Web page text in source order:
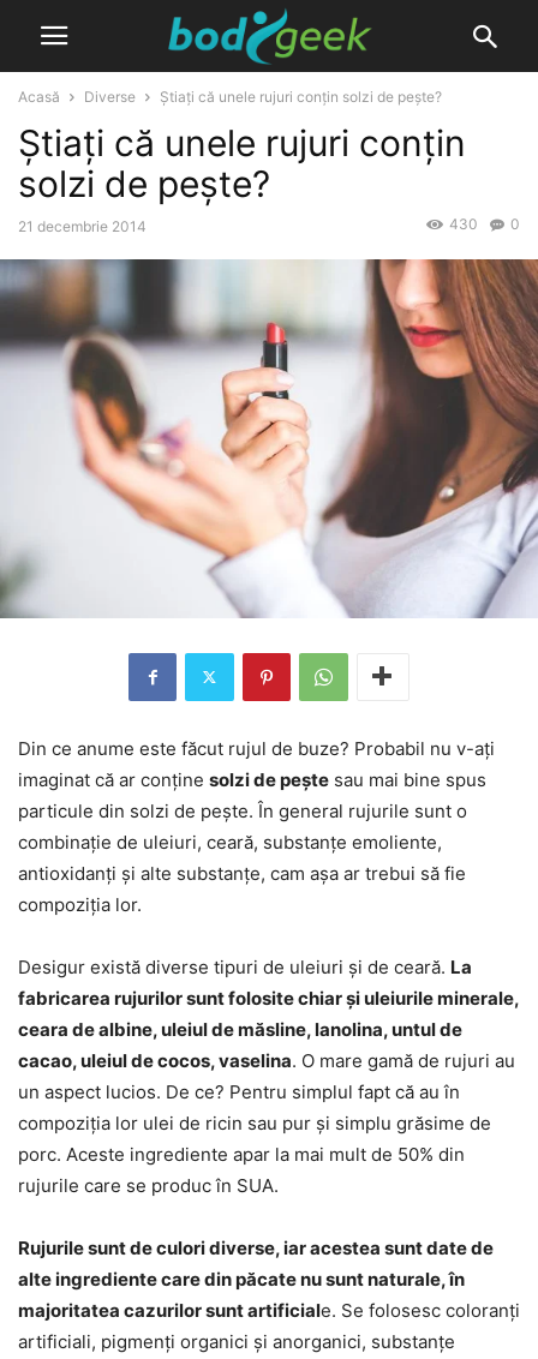
Acasă Diverse Știați că unele rujuri conțin solzi de pește?
Știați că unele rujuri conțin
solzi de pește?
21 decembrie 2014 0
430
Din ce anume este făcut rujul de buze? Probabil nu v-ați
imaginat că ar conține solzi de pește sau mai bine spus
particule din solzi de pește. În general rujurile sunt o
combinație de uleiuri, ceară, substanțe emoliente,
antioxidanți și alte substanțe, cam așa ar trebui să fie
compoziția lor.
Desigur există diverse tipuri de uleiuri și de ceară. La
fabricarea rujurilor sunt folosite chiar și uleiurile minerale,
ceara de albine, uleiul de măsline, lanolina, untul de
cacao, uleiul de cocos, vaselina. O mare gamă de rujuri au
un aspect lucios. De ce? Pentru simplul fapt că au în
compoziția lor ulei de ricin sau pur și simplu grăsime de
porc. Aceste ingrediente apar la mai mult de 50% din
rujurile care se produc în SUA.
Rujurile sunt de culori diverse, iar acestea sunt date de
alte ingrediente care din păcate nu sunt naturale, în
majoritatea cazurilor sunt artificiale. Se folosesc coloranți
artificiali, pigmenți organici și anorganici, substanțe